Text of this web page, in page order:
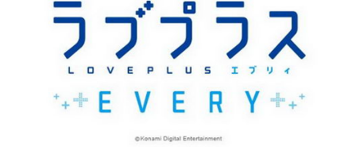
ビジネスと働き方のヒント
AI活用のいまが分かる
企業ITのトレンドを詳説
経営リーダーのコミュニティ
マーケ×ITの今がよく分かる